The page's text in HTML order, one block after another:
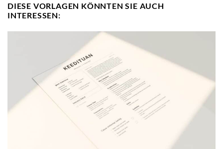
DIESE VORLAGEN KÖNNTEN SIE AUCH
INTERESSEN: